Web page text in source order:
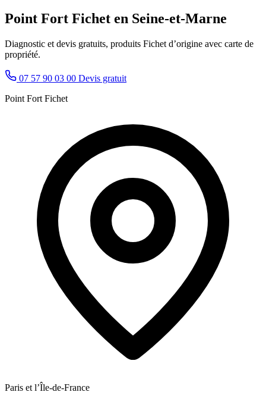
Point Fort Fichet en Seine-et-Marne
Diagnostic et devis gratuits, produits Fichet d’origine avec carte de
propriété.
07 57 90 03 00 Devis gratuit
Point Fort Fichet
Paris et l’Île-de-France